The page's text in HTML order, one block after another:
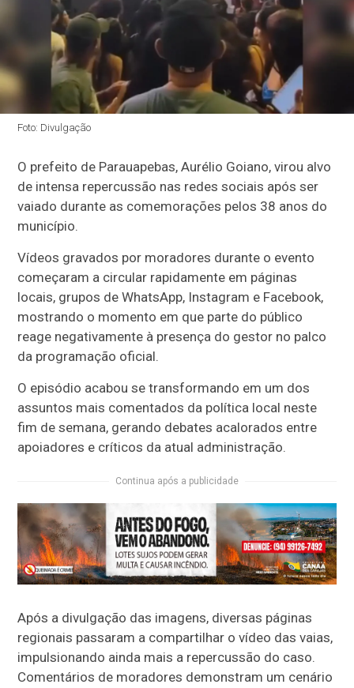
Foto: Divulgação
O prefeito de Parauapebas,Aurélio Goiano, virou alvo
de intensa repercussão nas redes sociais após ser
vaiado durante as comemorações pelos 38 anos do
município.
Vídeos gravados por moradores durante o evento
começaram a circular rapidamente em páginas
locais, grupos de WhatsApp, Instagram e Facebook,
mostrando o momento em que parte do público
reage negativamente à presença do gestor no palco
da programação oficial.
O episódio acabou se transformando em um dos
assuntos mais comentados da política local neste
fim de semana, gerando debates acalorados entre
apoiadores e críticos da atual administração.
Continua após a publicidade
Após a divulgação das imagens, diversas páginas
regionais passaram a compartilhar o vídeo das vaias,
impulsionando ainda mais a repercussão do caso.
Comentários de moradores demonstram um cenário